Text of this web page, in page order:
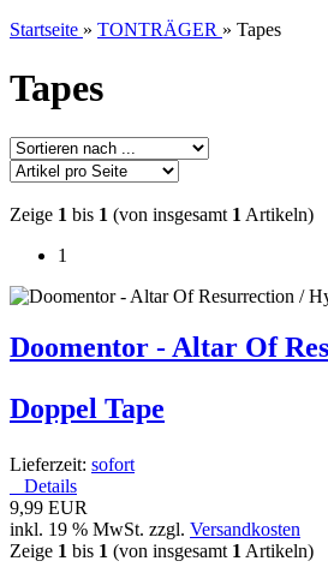
Startseite » TONTRÄGER » Tapes
Tapes
Zeige 1 bis 1 (von insgesamt 1 Artikeln)
1
Doomentor - Altar Of
Doppel Tape
Lieferzeit: sofort
Details
9,99 EUR
inkl. 19 % MwSt. zzgl. Versandkosten
Zeige 1 bis 1 (von insgesamt 1 Artikeln)